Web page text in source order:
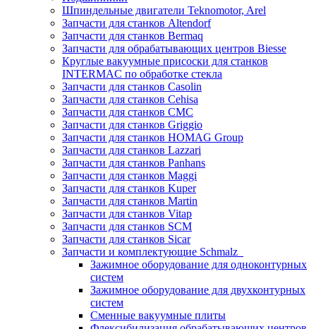
Шпиндельные двигатели Teknomotor, Arel
Запчасти для станков Altendorf
Запчасти для станков Bermaq
Запчасти для обрабатывающих центров Biesse
Круглые вакуумные присоски для станков
INTERMAC по обработке стекла
Запчасти для станков Casolin
Запчасти для станков Cehisa
Запчасти для станков CMC
Запчасти для станков Griggio
Запчасти для станков HOMAG Group
Запчасти для станков Lazzari
Запчасти для станков Panhans
Запчасти для станков Maggi
Запчасти для станков Kuper
Запчасти для станков Martin
Запчасти для станков Vitap
Запчасти для станков SCM
Запчасти для станков Sicar
Запчасти и комплектующие Schmalz
Зажимное оборудование для одноконтурных
систем
Зажимное оборудование для двухконтурных
систем
Сменные вакуумные плиты